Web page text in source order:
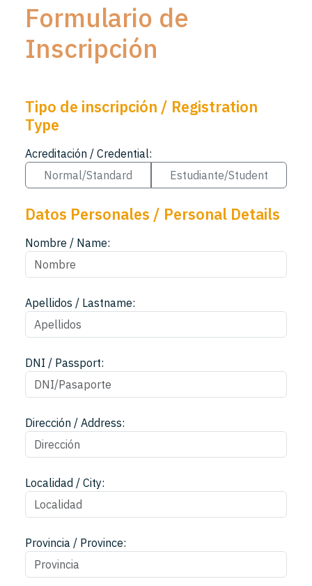
Formulario de
Inscripción
Tipo de inscripción / Registration
Type
Acreditación / Credential:
Normal/Standard
Estudiante/Student
Datos Personales / Personal Details
Nombre / Name:
Apellidos / Lastname:
DNI / Passport:
Dirección / Address:
Localidad / City:
Provincia / Province: